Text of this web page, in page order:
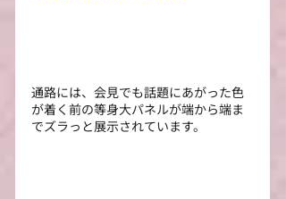
通路には、会見でも話題にあがった色
が着く前の等身大パネルが端から端ま
でズラっと展示されています。